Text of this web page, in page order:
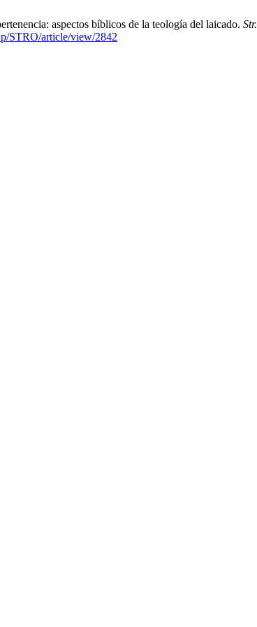
aspectos bíblicos de la teología del laicado. Str.
STRO/article/view/2842